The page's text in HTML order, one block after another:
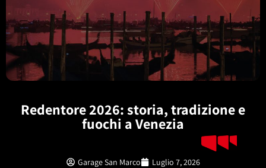
Redentore 2026: storia, tradizione e
fuochi a Venezia
Garage San Marco Luglio 7, 2026